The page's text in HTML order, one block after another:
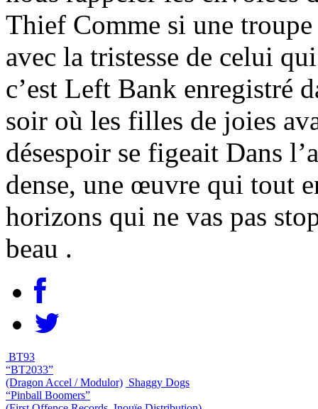
Thief Comme si une
avec la tristesse de celui
c’est Left Bank enregistré
soir où les filles de joies
désespoir se figeait Dans
dense, une œuvre qui tout
horizons qui ne vas pas
beau .
BT93
“BT2033”
(Dragon Accel / Modulor) Shaggy Dogs
“Pinball Boomers”